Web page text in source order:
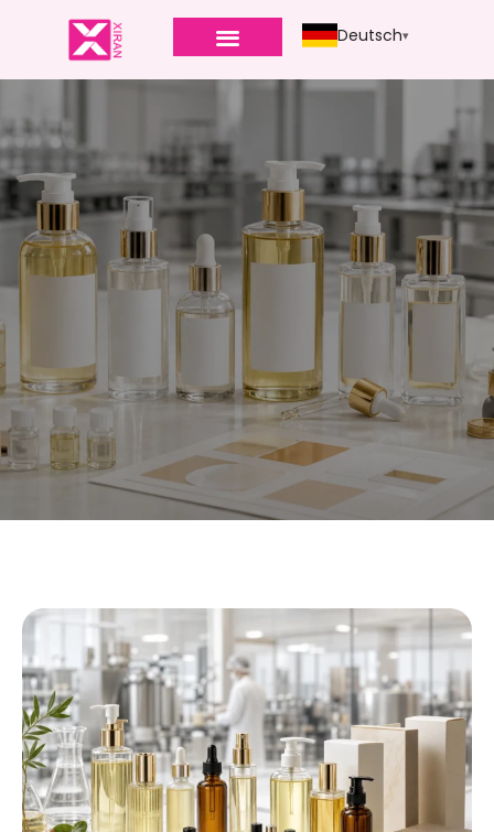
Deutsch
Wir helfen Beauty-Marken bei der Kreation,
anpassen, und stellen hochwertige
Körperölprodukte mit flexibler Eigenmarke her,
OEM, und ODM-Lösungen, die auf
unterschiedliche Märkte und
Markenpositionierung zugeschnitten sind.